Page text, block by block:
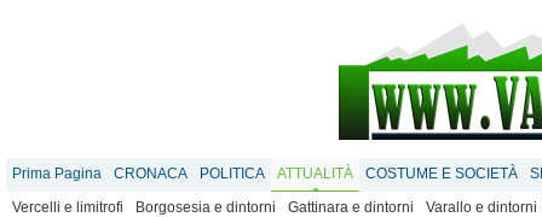
Prima Pagina CRONACA POLITICA ATTUALITÀ COSTUME E SOCIETÀ
Vercelli e limitrofi
Borgosesia e dintorni Gattinara e dintorni Varallo e dintorni